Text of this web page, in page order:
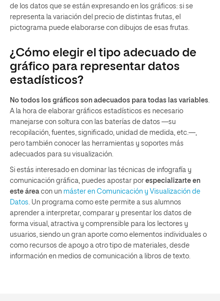
de los datos que se están expresando en los gráficos: si se
representa la variación del precio de distintas frutas, el
pictograma puede elaborarse con dibujos de esas frutas.
¿Cómo elegir el tipo adecuado de
gráfico para representar datos
estadísticos?
No todos los gráficos son adecuados para todas las variables
A la hora de elaborar gráficos estadísticos es necesario
manejarse con soltura con las baterías de datos —su
recopilación, fuentes, significado, unidad de medida, etc.—,
pero también conocer las herramientas y soportes más
adecuados para su visualización.
Si estás interesado en dominar las técnicas de infografía y
comunicación gráfica, puedes apostar por especializarte en
este área con un máster en Comunicación y Visualización de
Datos . Un programa como este permite a sus alumnos
aprender a interpretar, comparar y presentar los datos de
forma visual, atractiva y comprensible para los lectores y
usuarios, siendo un gran aporte como elementos individuales o
como recursos de apoyo a otro tipo de materiales, desde
información en medios de comunicación a libros de texto.